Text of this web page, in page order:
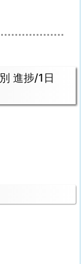
進捗/1日